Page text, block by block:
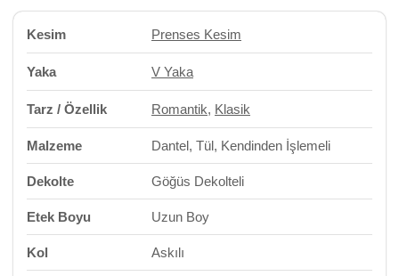
Kesim Prenses Kesim
Yaka V Yaka
Tarz / Özellik Romantik, Klasik
Malzeme Dantel, Tül, Kendinden İşlemeli
Dekolte Göğüs Dekolteli
Etek Boyu Uzun Boy
Kol Askılı